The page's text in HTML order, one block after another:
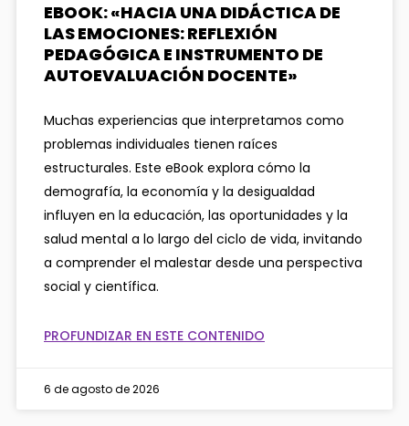
EBOOK: «HACIA UNA DIDÁCTICA DE
LAS EMOCIONES: REFLEXIÓN
PEDAGÓGICA E INSTRUMENTO DE
AUTOEVALUACIÓN DOCENTE»
Muchas experiencias que interpretamos como
problemas individuales tienen raíces
estructurales. Este eBook explora cómo la
demografía, la economía y la desigualdad
influyen en la educación, las oportunidades y la
salud mental a lo largo del ciclo de vida, invitando
a comprender el malestar desde una perspectiva
social y científica.
PROFUNDIZAR EN ESTE CONTENIDO
6 de agosto de 2026